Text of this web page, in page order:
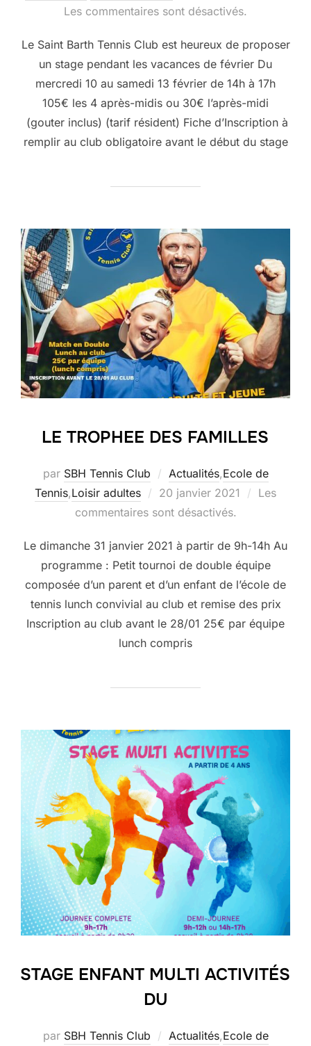
le
Les commentaires sont désactivés.
Le Saint Barth Tennis Club est heureux de proposer
un stage pendant les vacances de février Du
mercredi 10 au samedi 13 février de 14h à 17h
105€ les 4 après-midis ou 30€ l’après-midi
(gouter inclus) (tarif résident) Fiche d’Inscription à
remplir au club obligatoire avant le début du stage
LE TROPHEE DES FAMILLES
par SBH Tennis Club Actualités,Ecole de
Tennis,Loisir adultes
Publié
le
20 janvier 2021
Les
commentaires sont désactivés.
Le dimanche 31 janvier 2021 à partir de 9h-14h Au
programme : Petit tournoi de double équipe
composée d’un parent et d’un enfant de l’école de
tennis lunch convivial au club et remise des prix
Inscription au club avant le 28/01 25€ par équipe
lunch compris
STAGE ENFANT MULTI ACTIVITÉS
DU
par SBH Tennis Club Actualités,Ecole de